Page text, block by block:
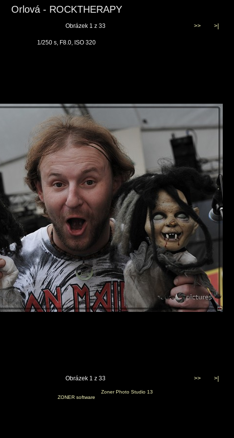
Orlová - ROCKTHERAPY
Obrázek 1 z 33 >> >|
1/250 s, F8.0, ISO 320
Obrázek 1 z 33 >> >|
Zoner Photo Studio 13
ZONER software